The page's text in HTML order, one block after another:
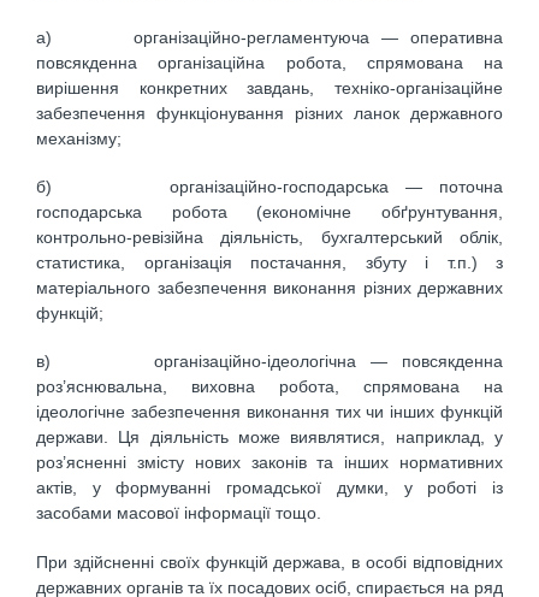
а) організаційно-регламентуюча — оперативна
повсякденна організаційна робота, спрямована на
вирішення конкретних завдань, техніко-організаційне
забезпечення функціонування різних ланок державного
механізму;
б) організаційно-господарська — поточна
господарська робота (економічне обґрунтування,
контрольно-ревізійна діяльність, бухгалтерський облік,
статистика, організація постачання, збуту і т.п.) з
матеріального забезпечення виконання різних державних
функцій;
в) організаційно-ідеологічна — повсякденна
роз’яснювальна, виховна робота, спрямована на
ідеологічне забезпечення виконання тих чи інших функцій
держави. Ця діяльність може виявлятися, наприклад, у
роз’ясненні змісту нових законів та інших нормативних
актів, у формуванні громадської думки, у роботі із
засобами масової інформації тощо.
При здійсненні своїх функцій держава, в особі відповідних
державних органів та їх посадових осіб, спирається на ряд